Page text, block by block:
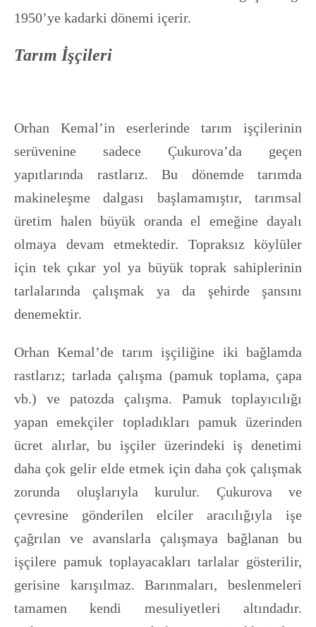
1950’ye kadarki dönemi içerir.
Tarım İşçileri
Orhan Kemal’in eserlerinde tarım işçilerinin
serüvenine sadece Çukurova’da geçen
yapıtlarında rastlarız. Bu dönemde tarımda
makineleşme dalgası başlamamıştır, tarımsal
üretim halen büyük oranda el emeğine dayalı
olmaya devam etmektedir. Topraksız köylüler
için tek çıkar yol ya büyük toprak sahiplerinin
tarlalarında çalışmak ya da şehirde şansını
denemektir.
Orhan Kemal’de tarım işçiliğine iki bağlamda
rastlarız; tarlada çalışma (pamuk toplama, çapa
vb.) ve patozda çalışma. Pamuk toplayıcılığı
yapan emekçiler topladıkları pamuk üzerinden
ücret alırlar, bu işçiler üzerindeki iş denetimi
daha çok gelir elde etmek için daha çok çalışmak
zorunda oluşlarıyla kurulur. Çukurova ve
çevresine gönderilen elciler aracılığıyla işe
çağrılan ve avanslarla çalışmaya bağlanan bu
işçilere pamuk toplayacakları tarlalar gösterilir,
gerisine karışılmaz. Barınmaları, beslenmeleri
tamamen kendi mesuliyetleri altındadır.